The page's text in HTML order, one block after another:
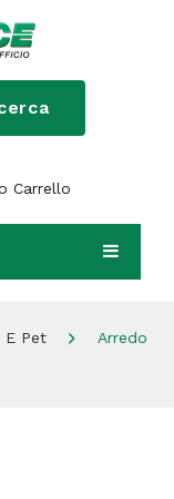
Carrello
E Pet
Arredo